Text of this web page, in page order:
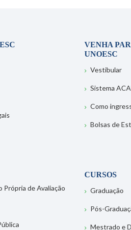
Própria de Avaliação
VENHA
UNOESC
Vestibular
Sistema
Como
Bolsas de
CURSOS
Graduação
Pós-
Mestrado e